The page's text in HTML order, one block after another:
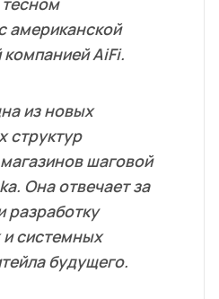
американской
компанией AiFi.
из новых
структур
шаговой
Она отвечает за
разработку
и системных
будущего.